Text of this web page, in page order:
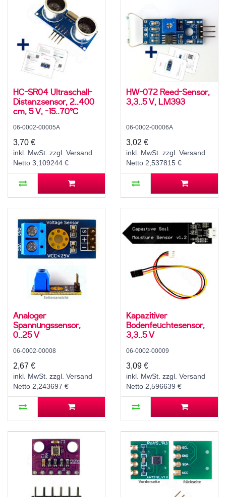
HC-SR04 Ultraschall-
Distanzsensor, 2..400
cm, 5 V, -15..70°C
06-0002-00005A
3,70 €
inkl. MwSt. zzgl. Versand
Netto 3,109244 €
HW-072 Reed-Sensor,
3,3..5 V, LM393
06-0002-00006A
3,02 €
inkl. MwSt. zzgl. Versand
Netto 2,537815 €
Analoger
Spannungssensor,
0..25 V
06-0002-00008
2,67 €
inkl. MwSt. zzgl. Versand
Netto 2,243697 €
Kapazitiver
Bodenfeuchtesensor,
3,3..5 V
06-0002-00009
3,09 €
inkl. MwSt. zzgl. Versand
Netto 2,596639 €